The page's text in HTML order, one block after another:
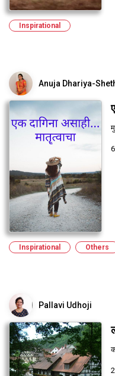
Inspirational
Anuja Dhariya-
Inspirational Others
Pallavi Udhoji